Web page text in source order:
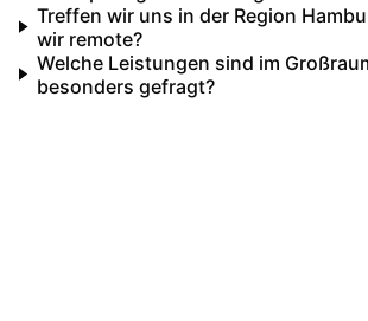
Treffen wir uns in der Region
wir remote?
Welche Leistungen sind im
besonders gefragt?